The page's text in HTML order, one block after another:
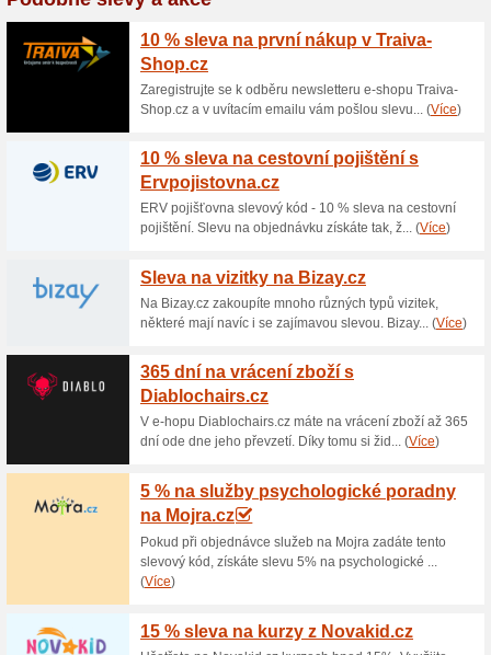
Aktuální slevy a
250 Kč sleva na
92% fungovalo
Kupón
Vložte do svého košíku
slevu. Využijte této výhodné
Manutan.cz. Platí na nákup
slevami.
100 Kč sleva na